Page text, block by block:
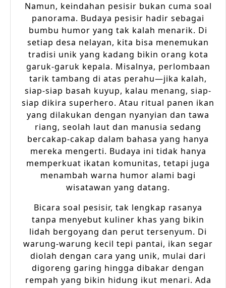
Namun, keindahan pesisir bukan cuma soal
panorama. Budaya pesisir hadir sebagai
bumbu humor yang tak kalah menarik. Di
setiap desa nelayan, kita bisa menemukan
tradisi unik yang kadang bikin orang kota
garuk-garuk kepala. Misalnya, perlombaan
tarik tambang di atas perahu—jika kalah,
siap-siap basah kuyup, kalau menang, siap-
siap dikira superhero. Atau ritual panen ikan
yang dilakukan dengan nyanyian dan tawa
riang, seolah laut dan manusia sedang
bercakap-cakap dalam bahasa yang hanya
mereka mengerti. Budaya ini tidak hanya
memperkuat ikatan komunitas, tetapi juga
menambah warna humor alami bagi
wisatawan yang datang.
Bicara soal pesisir, tak lengkap rasanya
tanpa menyebut kuliner khas yang bikin
lidah bergoyang dan perut tersenyum. Di
warung-warung kecil tepi pantai, ikan segar
diolah dengan cara yang unik, mulai dari
digoreng garing hingga dibakar dengan
rempah yang bikin hidung ikut menari. Ada